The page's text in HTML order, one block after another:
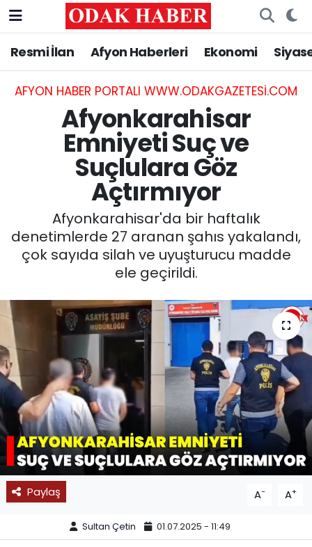
Resmi İlan Afyon Haberleri Ekonomi
AFYON HABER PORTALI WWW.ODAKGAZETESI.COM
Afyonkarahisar
Emniyeti Suç ve
Suçlulara Göz
Açtırmıyor
Afyonkarahisar'da bir haftalık
denetimlerde 27 aranan şahıs yakalandı,
çok sayıda silah ve uyuşturucu madde
ele geçirildi.
Paylaş A- A+
Sultan Çetin 01.07.2025 - 11:49
AFYONKARAHİSAR HABERLERİ
Resmi İlan
ASAYİŞ
GÜNCEL
EĞİTİM
MAGAZİN
SAĞLIK
SPOR
11:11 MANŞET
Nöbetçi Eczaneler
Hava Durumu
Trafik Durumu
Süper Lig Puan Durumu ve Fikstür
Tüm Manşetler
Son Dakika Haberleri
Haber Arşivi